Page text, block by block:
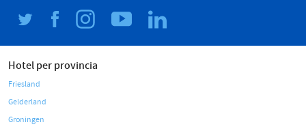
Hotel per provincia
Friesland
Gelderland
Groningen